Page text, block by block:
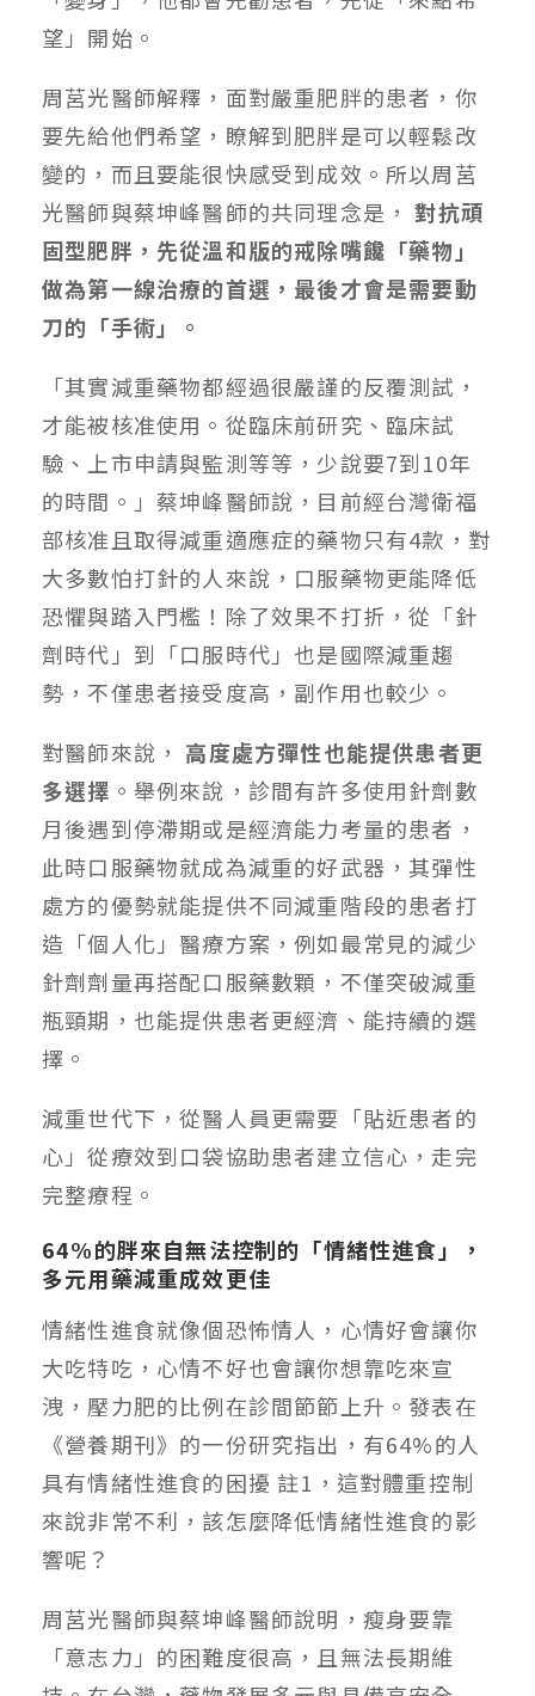
望」開始。
周莒光醫師解釋，面對嚴重肥胖的患者，你
要先給他們希望，瞭解到肥胖是可以輕鬆改
變的，而且要能很快感受到成效。所以周莒
光醫師與蔡坤峰醫師的共同理念是，對抗頑
固型肥胖，先從溫和版的戒除嘴饞「藥物」
做為第一線治療的首選，最後才會是需要動
刀的「手術」。
「其實減重藥物都經過很嚴謹的反覆測試，
才能被核准使用。從臨床前研究、臨床試
驗、上市申請與監測等等，少說要7到10年
的時間。」蔡坤峰醫師說，目前經台灣衛福
部核准且取得減重適應症的藥物只有4款，對
大多數怕打針的人來說，口服藥物更能降低
恐懼與踏入門檻！除了效果不打折，從「針
劑時代」到「口服時代」也是國際減重趨
勢，不僅患者接受度高，副作用也較少。
對醫師來說， 高度處方彈性也能提供患者更
多選擇 。舉例來說，診間有許多使用針劑數
月後遇到停滯期或是經濟能力考量的患者，
此時口服藥物就成為減重的好武器，其彈性
處方的優勢就能提供不同減重階段的患者打
造「個人化」醫療方案，例如最常見的減少
針劑劑量再搭配口服藥數顆，不僅突破減重
瓶頸期，也能提供患者更經濟、能持續的選
擇。
減重世代下，從醫人員更需要「貼近患者的
心」從療效到口袋協助患者建立信心，走完
完整療程。
64%的胖來自無法控制的「情緒性進食」，
多元用藥減重成效更佳
情緒性進食就像個恐怖情人，心情好會讓你
大吃特吃，心情不好也會讓你想靠吃來宣
洩，壓力肥的比例在診間節節上升。發表在
《營養期刊》的一份研究指出，有64%的人
具有情緒性進食的困擾 註1 ，這對體重控制
來說非常不利，該怎麼降低情緒性進食的影
響呢？
周莒光醫師與蔡坤峰醫師說明，瘦身要靠
「意志力」的困難度很高，且無法長期維